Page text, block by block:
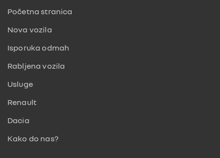
Početna stranica
Nova vozila
Isporuka odmah
Rabljena vozila
Usluge
Renault
Dacia
Kako do nas?